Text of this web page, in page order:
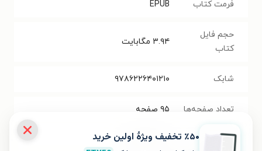
فرمت کتاب EPUB
حجم فایل
کتاب
۳.۹۴ مگابایت
شابک ۹۷۸۶۲۲۶۴۰۱۲۱۰
تعداد صفحه‌ها ۹۵ صفحه
قیمت کتاب ۷۷۰۰۰ تومان ٪۵۰ تخفیف ویژۀ اولین خرید